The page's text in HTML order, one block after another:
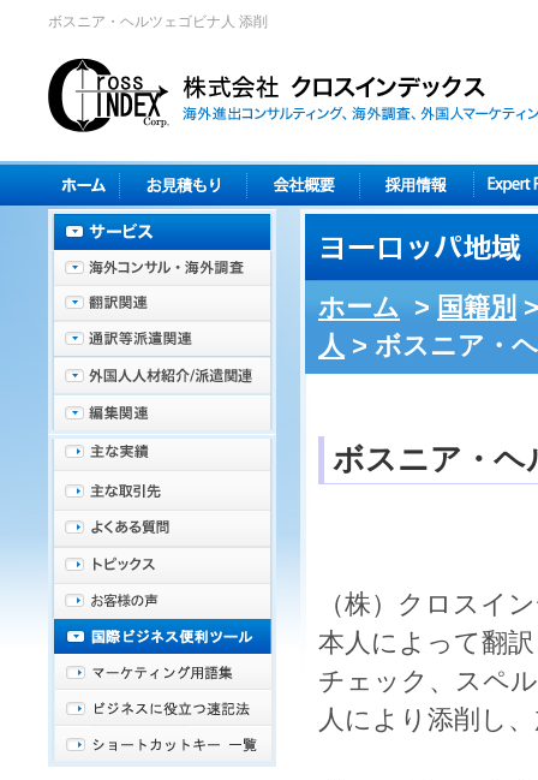
ボスニア・ヘルツェゴビナ人 添削
ホーム > 国籍別
人 > ボスニア・
ボスニア・ヘ
（株）クロスイ
本人によって翻訳
チェック 、 スペ
人 により 添削 し、